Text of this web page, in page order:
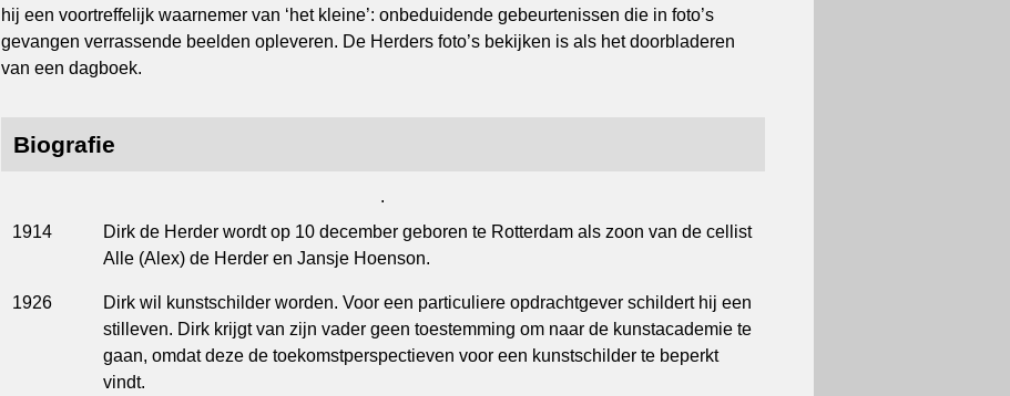
hij een voortreffelijk waarnemer van ‘het kleine’: onbeduidende gebeurtenissen die in foto’s
gevangen verrassende beelden opleveren. De Herders foto’s bekijken is als het doorbladeren
van een dagboek.
Biografie
.
1914
Dirk de Herder wordt op 10 december geboren te Rotterdam als zoon van de cellist
Alle (Alex) de Herder en Jansje Hoenson.
1926
Dirk wil kunstschilder worden. Voor een particuliere opdrachtgever schildert hij een
stilleven. Dirk krijgt van zijn vader geen toestemming om naar de kunstacademie te
gaan, omdat deze de toekomstperspectieven voor een kunstschilder te beperkt
vindt.